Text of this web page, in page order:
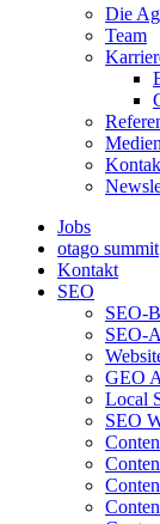
Die
Team
Jobs
otago summit
Kontakt
SEO
SEO-
SEO-
GEO
Local
SEO